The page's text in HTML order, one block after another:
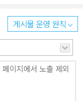
은 물론이고 성인들도
손님들은 아무에게도
에서 술술 풀어낸다.
요즘 우리들의 모습
일본 독자들과 미리 읽
자 가게가 있으면 좋겠
게시물 운영 원칙